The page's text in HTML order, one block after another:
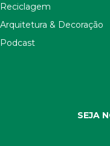
Reciclagem
Arquitetura & Decoração
Podcast
SEJA